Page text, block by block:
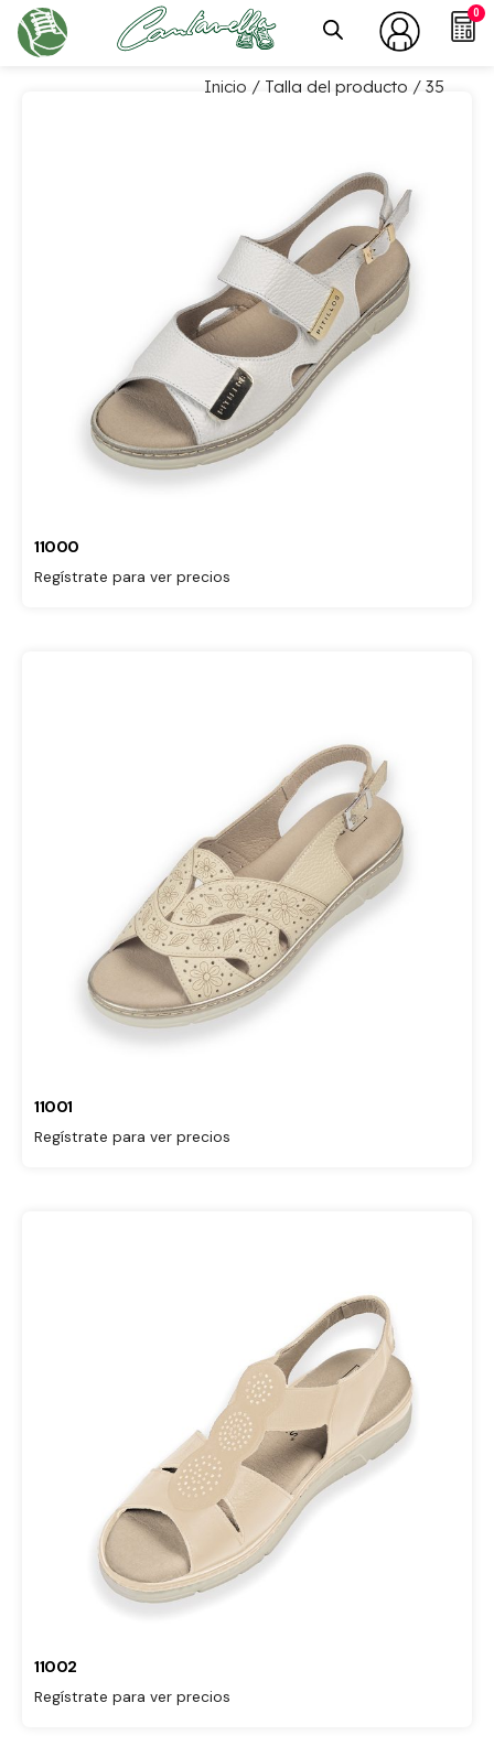
0
Inicio / Talla del producto / 35
11000
Regístrate para ver precios
11001
Regístrate para ver precios
11002
Regístrate para ver precios